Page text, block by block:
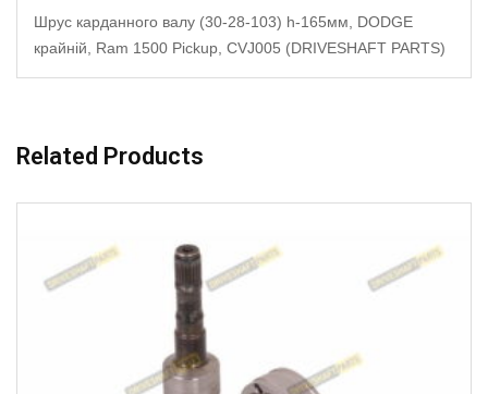
Шрус карданного валу (30-28-103) h-165мм, DODGE
крайній, Ram 1500 Pickup, CVJ005 (DRIVESHAFT PARTS)
Related Products